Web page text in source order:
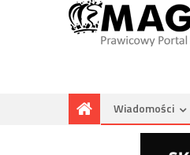
Wiadomości